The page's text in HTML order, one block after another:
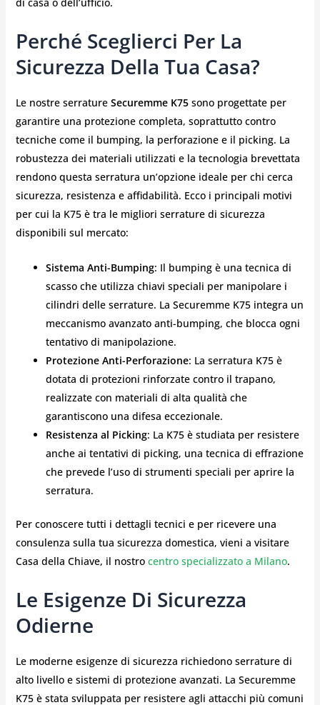
Perché Sceglierci Per La
Sicurezza Della Tua Casa?
Le nostre serrature Securemme K75sono progettate per
garantire una protezione completa, soprattutto contro
tecniche come il bumping, la perforazione e il picking. La
robustezza dei materiali utilizzati e la tecnologia brevettata
rendono questa serratura un’opzione ideale per chi cerca
sicurezza, resistenza e affidabilità. Ecco i principali motivi
per cui la K75 è tra le migliori serrature di sicurezza
disponibili sul mercato:
Sistema Anti-Bumping: Il bumping è una tecnica di
scasso che utilizza chiavi speciali per manipolare i
cilindri delle serrature. La Securemme K75 integra un
meccanismo avanzato anti-bumping, che blocca ogni
tentativo di manipolazione.
Protezione Anti-Perforazione: La serratura K75 è
dotata di protezioni rinforzate contro il trapano,
realizzate con materiali di alta qualità che
garantiscono una difesa eccezionale.
Resistenza al Picking: La K75 è studiata per resistere
anche ai tentativi di picking, una tecnica di effrazione
che prevede l’uso di strumenti speciali per aprire la
serratura.
Per conoscere tutti i dettagli tecnici e per ricevere una
consulenza sulla tua sicurezza domestica, vieni a visitare
Casa della Chiave, il nostro centro specializzato a Milano.
Le Esigenze Di Sicurezza
Odierne
Le moderne esigenze di sicurezza richiedono serrature di
alto livello e sistemi di protezione avanzati. La Securemme
K75 è stata sviluppata per resistere agli attacchi più comuni